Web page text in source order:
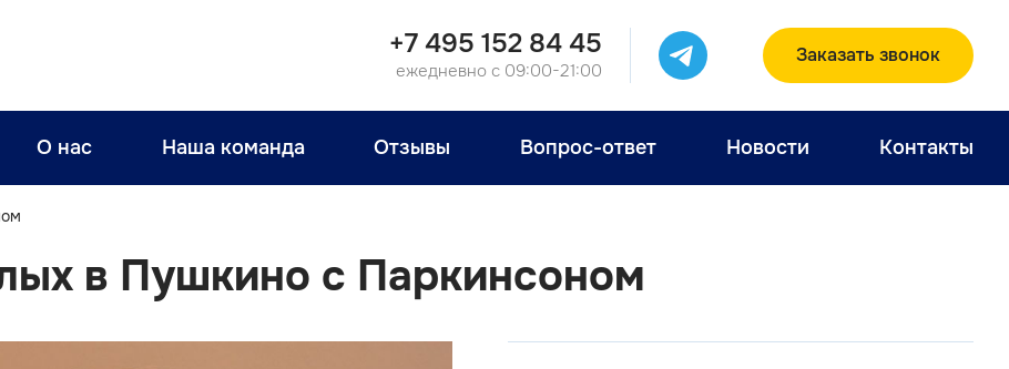
+7 495 152 84 45
ежедневно с 09:00-21:00
Заказать звонок
О нас Наша команда Отзывы Вопрос-ответ Новости Контакты
в Пушкино с Паркинсоном